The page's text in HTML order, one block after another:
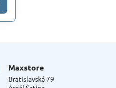
Maxstore
Bratislavská 79